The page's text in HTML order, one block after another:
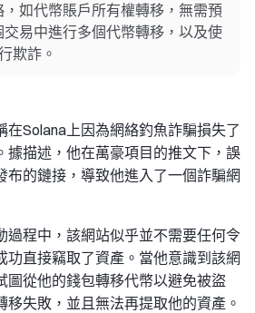
如代幣賬戶所有權轉移，無需預
易中進行多個代幣轉移，以及使
欺詐。
在Solana上因為網絡釣魚詐騙損失了
據描述，他在萬豪項目的推文下，誤
布的鏈接，導致他進入了一個詐騙網
過程中，該網站似乎並不需要任何令
功直接竊取了資產。當他意識到該網
圖從他的錢包轉移代幣以避免被盜
移失敗，並且無法再提取他的資產。